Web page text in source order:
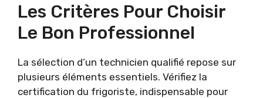
Les Critères Pour Choisir
Le Bon Professionnel
La sélection d’un technicien qualifié repose sur
plusieurs éléments essentiels. Vérifiez la
certification du frigoriste, indispensable pour